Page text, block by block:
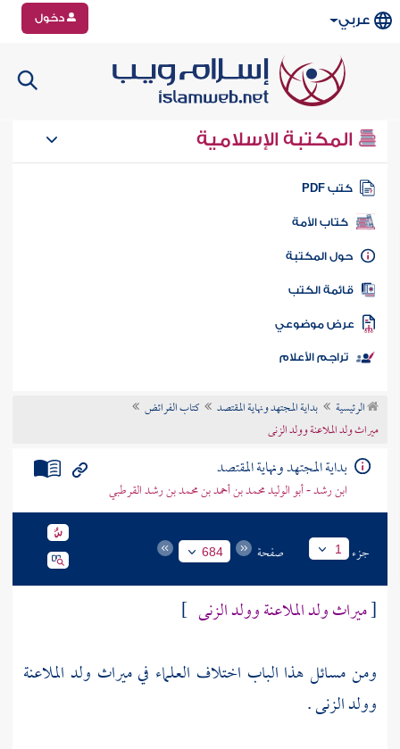
عربي دخول
المكتبة الإسلامية
كتب PDF
كتاب الأمة
المكتبة
الكتب
موضوعي
تراجم الأعلام
الرئيسية بداية المجتهد ونهاية المقتصد
كتاب الفرائض
ميراث ولد الملاعنة وولد الزنى
بداية المجتهد ونهاية المقتصد
ابن رشد - أبو الوليد محمد بن أحمد بن محمد بن رشد القرطبي
جزء 1 صفحة 684
[ميراث ولد الملاعنة وولد الزنى ]
ومن مسائل هذا الباب اختلاف العلماء في ميراث ولد الملاعنة
وولد الزنى .